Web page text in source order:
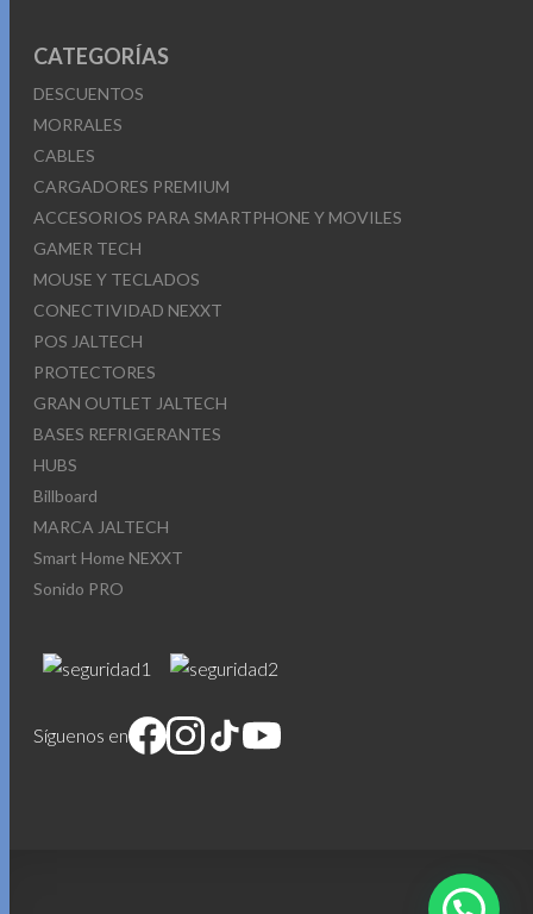
CATEGORÍAS
DESCUENTOS
MORRALES
CABLES
CARGADORES PREMIUM
ACCESORIOS PARA SMARTPHONE Y MOVILES
GAMER TECH
MOUSE Y TECLADOS
CONECTIVIDAD NEXXT
POS JALTECH
PROTECTORES
GRAN OUTLET JALTECH
BASES REFRIGERANTES
HUBS
Billboard
MARCA JALTECH
Smart Home NEXXT
Sonido PRO
Síguenos en